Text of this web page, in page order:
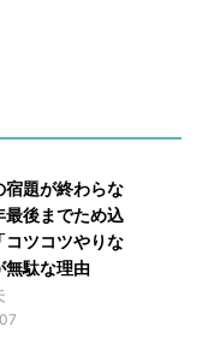
宿題が終わらな
最後までため込
コツコツやりな
無駄な理由